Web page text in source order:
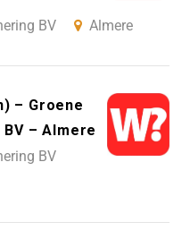
BV
Almere
– Groene
– Almere
BV